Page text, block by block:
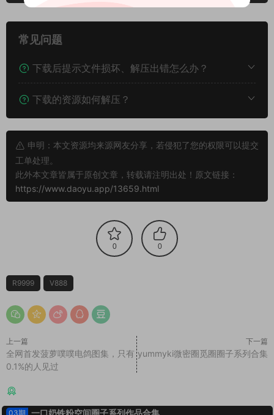
常见问题
下载后提示文件损坏、解压出错怎么办？
下载的资源如何解压？
申明：本文资源均来源网友分享，若侵犯了您的权限可以提交
工单处理。
此外本文章皆属于原创文章，转载请注明出处！原文链接：
https://www.daoyu.app/13659.html
0 0
R9999 V888
上一篇
全网首发菠萝噗噗电鸽图集，只有
0.1%的人见过
下一篇
yummyki微密圈觅圈圈子系列合集
03期 一口奶铁粉空间圈子系列作品合集